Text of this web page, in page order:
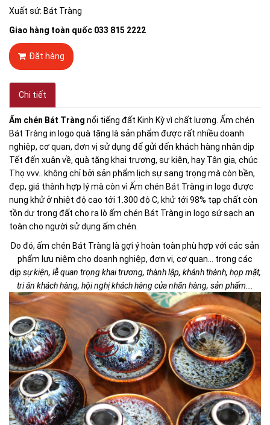
Xuất sứ: Bát Tràng
Giao hàng toàn quốc 033 815 2222
Đặt hàng
Chi tiết
Ấm chén Bát Tràng nổi tiếng đất Kinh Kỳ vì chất lượng. Ấm chén
Bát Tràng in logo quà tặng là sản phẩm được rất nhiều doanh
nghiệp, cơ quan, đơn vị sử dụng để gửi đến khách hàng nhân dịp
Tết đến xuân về, quà tặng khai trương, sự kiện, hay Tân gia, chúc
Thọ vvv.. không chỉ bởi sản phẩm lịch sự sang trọng mà còn bền,
đẹp, giá thành hợp lý mà còn vì Ấm chén Bát Tràng in logo được
nung khử ở nhiệt độ cao tới 1.300 độ C, khử tới 98% tạp chất còn
tồn dư trong đất cho ra lò ấm chén Bát Tràng in logo sứ sạch an
toàn cho người sử dụng ấm chén.
Do đó, ấm chén Bát Tràng là gợi ý hoàn toàn phù hợp với các sản
phẩm lưu niệm cho doanh nghiệp, đơn vị, cơ quan... trong các
dịp sự kiện, lễ quan trọng khai trương, thành lập, khánh thành, họp mặt,
tri ân khách hàng, hội nghị khách hàng của nhãn hàng, sản phẩm...